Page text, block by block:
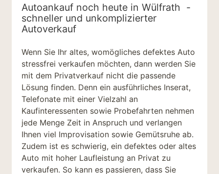
Autoankauf noch heute in Wülfrath -
schneller und unkomplizierter
Autoverkauf
Wenn Sie Ihr altes, womögliches defektes Auto
stressfrei verkaufen möchten, dann werden Sie
mit dem Privatverkauf nicht die passende
Lösung finden. Denn ein ausführliches Inserat,
Telefonate mit einer Vielzahl an
Kaufinteressenten sowie Probefahrten nehmen
jede Menge Zeit in Anspruch und verlangen
Ihnen viel Improvisation sowie Gemütsruhe ab.
Zudem ist es schwierig, ein defektes oder altes
Auto mit hoher Laufleistung an Privat zu
verkaufen. So kann es passieren, dass Sie